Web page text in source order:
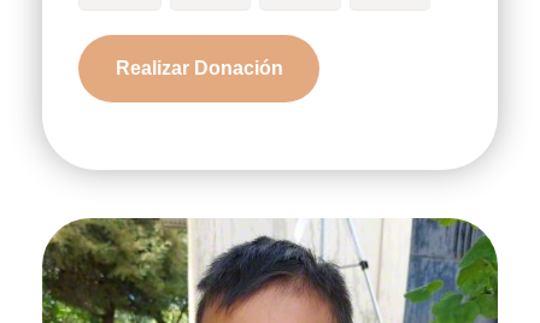
Eduardo
Estiven
cantidad
Realizar Donación